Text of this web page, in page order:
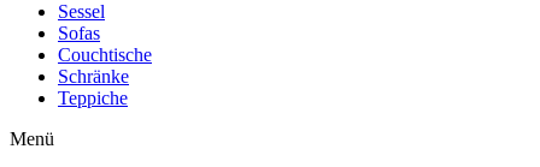
Sessel
Sofas
Couchtische
Schränke
Teppiche
Menü